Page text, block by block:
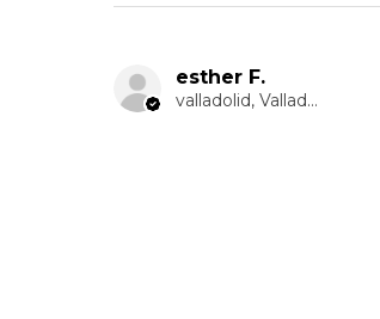
esther F.
valladolid, Valladolid